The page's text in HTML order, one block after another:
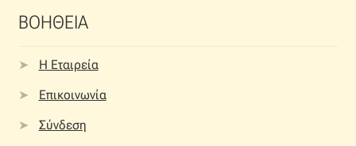
ΒΟΗΘΕΙΑ
Η Εταιρεία
Επικοινωνία
Σύνδεση